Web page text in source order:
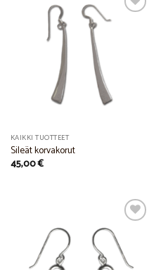
KAIKKI TUOTTEET
Sileät korvakorut
45,00€
Add to
Wishlist